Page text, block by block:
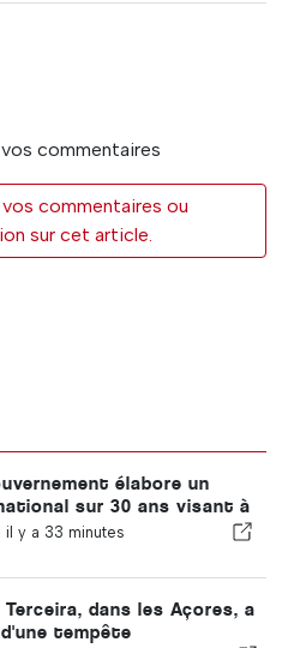
commentaires
commentaires ou
sur cet article.
élabore un
sur 30 ans visant à
la résilience du
il y a 33 minutes
dans les Açores, a
tempête